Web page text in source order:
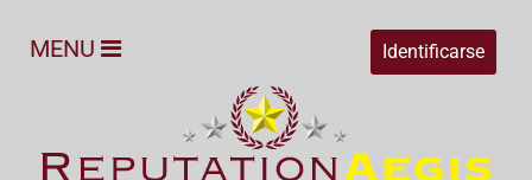
Identificarse
MENU